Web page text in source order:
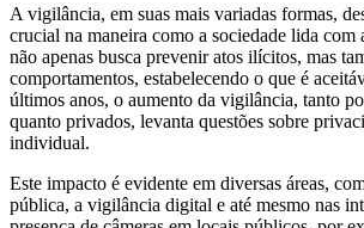
A vigilância, em suas mais variadas formas,
crucial na maneira como a sociedade lida com
não apenas busca prevenir atos ilícitos, mas
comportamentos, estabelecendo o que é
últimos anos, o aumento da vigilância, tanto
quanto privados, levanta questões sobre
individual.
Este impacto é evidente em diversas áreas,
pública, a vigilância digital e até mesmo nas